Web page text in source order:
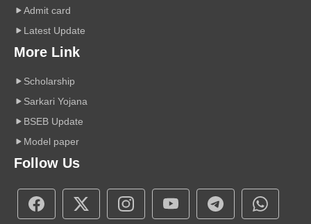
Admit card
Latest Update
More Link
Scholarship
Sarkari Yojana
BSEB Update
Model paper
Follow Us